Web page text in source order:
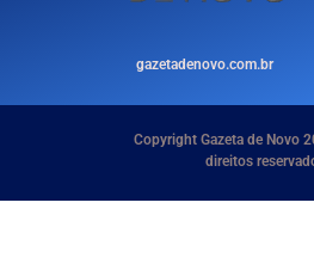
gazetadenovo.com.br
Copyright Gazeta de Novo
direitos